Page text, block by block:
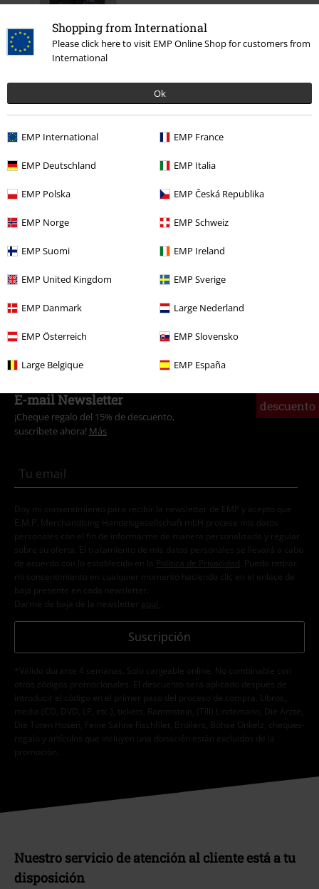
Shopping from International
Please click here to visit EMP Online Shop for customers from
International
Ok
EMP International EMP France
EMP Deutschland EMP Italia
EMP Polska EMP Česká Republika
EMP Norge EMP Schweiz
EMP Suomi EMP Ireland
EMP United Kingdom EMP Sverige
EMP Danmark Large Nederland
EMP Österreich EMP Slovensko
Large Belgique EMP España
PVPRDesde69,99 €
Desde43,99 €
Más categorías. Más opciones
descuento
E-mail Newsletter
¡Cheque regalo del 15% de descuento,
suscríbete ahora! Más
Doy mi consentimiento para recibir la newsletter de EMP y acepto que
E.M.P. Merchandising Handelsgesellschaft mbH procese mis datos
personales con el fin de informarme de manera personalizada y regular
sobre su oferta. El tratamiento de mis datos personales se llevará a cabo
de acuerdo con lo establecido en la
Política de Privacidad . Puedo retirar
mi consentimiento en cualquier momento haciendo clic en el enlace de
baja presente en cada newsletter.
Darme de baja de la newsletter
aquí
Suscripción
*Válido durante 4 semanas. Solo canjeable online. No combinable con
otros códigos promocionales. El descuento será aplicado después de
introducir el código en el primer paso del proceso de compra. Libros,
media (CD, DVD, LP, etc.), tickets, Rammstein, (Till) Lindemann, Die Ärzte,
Die Toten Hosen, Feine Sahne Fischfilet, Broilers, Böhse Onkelz, cheques-
regalo y artículos que incluyen una donación están excluidos de la
promoción.
Nuestro servicio de atención al cliente está a tu
disposición